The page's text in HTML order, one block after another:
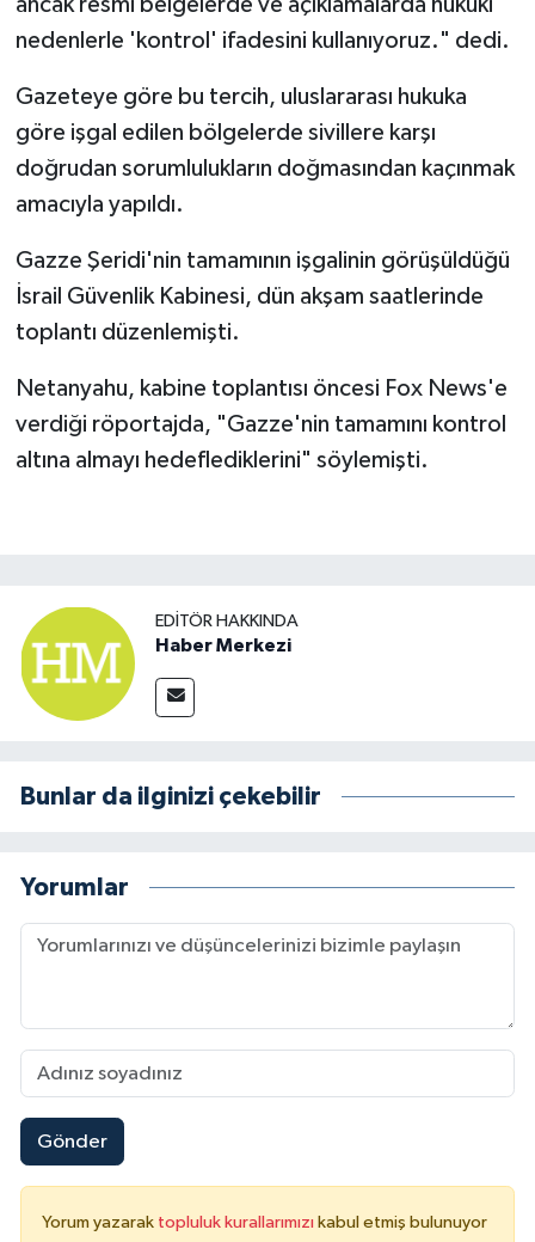
ancak resmi belgelerde ve açıklamalarda hukuki
nedenlerle 'kontrol' ifadesini kullanıyoruz." dedi.
Gazeteye göre bu tercih, uluslararası hukuka
göre işgal edilen bölgelerde sivillere karşı
doğrudan sorumlulukların doğmasından kaçınmak
amacıyla yapıldı.
Gazze Şeridi'nin tamamının işgalinin görüşüldüğü
İsrail Güvenlik Kabinesi, dün akşam saatlerinde
toplantı düzenlemişti.
Netanyahu, kabine toplantısı öncesi Fox News'e
verdiği röportajda, "Gazze'nin tamamını kontrol
altına almayı hedeflediklerini" söylemişti.
EDITÖR HAKKINDA
Haber Merkezi
Bunlar da ilginizi çekebilir
Yorumlar
Gönder
Yorum yazarak topluluk kurallarımızı kabul etmiş bulunuyor